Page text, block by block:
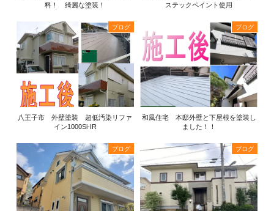
料！ 綺麗な塗装！
ステックペイント使用
ブログ
八王子市 外壁塗装 超低汚染リファ
イン1000Si-IR
ブログ
和風住宅 本邸外壁と下屋根を塗装し
ました！！
ブログ ブログ